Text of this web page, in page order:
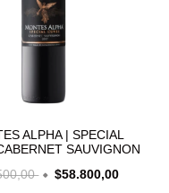
ALPHA | SPECIAL
SAUVIGNON
$58.800,00